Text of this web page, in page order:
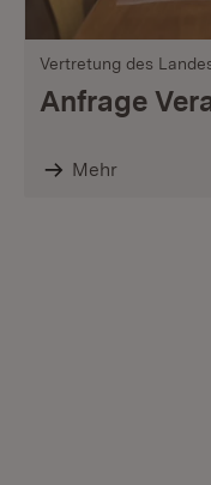
Vertretung des
Anfrage
Mehr